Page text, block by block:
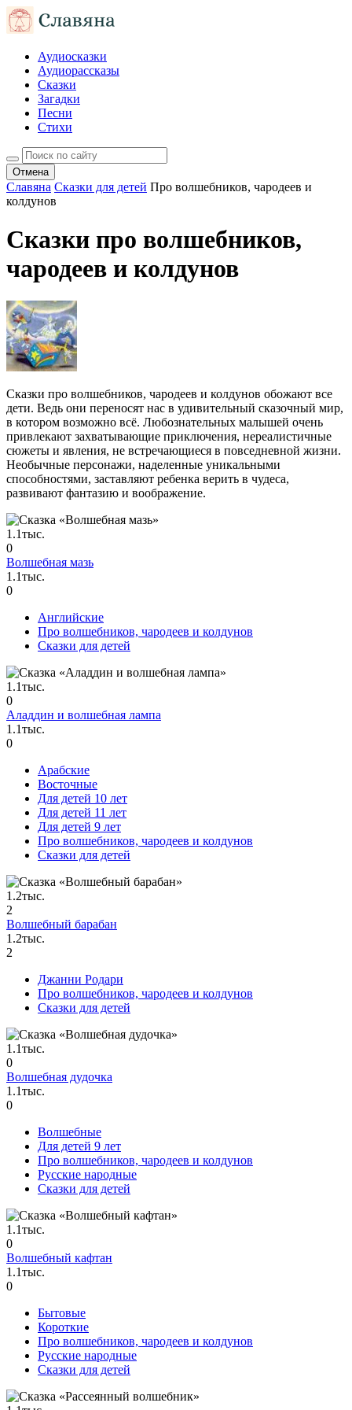
Аудиосказки
Аудиорассказы
Сказки
Загадки
Песни
Стихи
Отмена
Славяна Сказки для детей Про волшебников, чародеев и
колдунов
Сказки про волшебников,
чародеев и колдунов
Сказки про волшебников, чародеев и колдунов обожают все
дети. Ведь они переносят нас в удивительный сказочный мир,
в котором возможно всё. Любознательных малышей очень
привлекают захватывающие приключения, нереалистичные
сюжеты и явления, не встречающиеся в повседневной жизни.
Необычные персонажи, наделенные уникальными
способностями, заставляют ребенка верить в чудеса,
развивают фантазию и воображение.
1.1тыс.
0
Волшебная мазь
1.1тыс.
0
Английские
Про волшебников, чародеев и колдунов
Сказки для детей
1.1тыс.
0
Аладдин и волшебная лампа
1.1тыс.
0
Арабские
Восточные
Для детей 10 лет
Для детей 11 лет
Для детей 9 лет
Про волшебников, чародеев и колдунов
Сказки для детей
1.2тыс.
2
Волшебный барабан
1.2тыс.
2
Джанни Родари
Про волшебников, чародеев и колдунов
Сказки для детей
1.1тыс.
0
Волшебная дудочка
1.1тыс.
0
Волшебные
Для детей 9 лет
Про волшебников, чародеев и колдунов
Русские народные
Сказки для детей
1.1тыс.
0
Волшебный кафтан
1.1тыс.
0
Бытовые
Короткие
Про волшебников, чародеев и колдунов
Русские народные
Сказки для детей